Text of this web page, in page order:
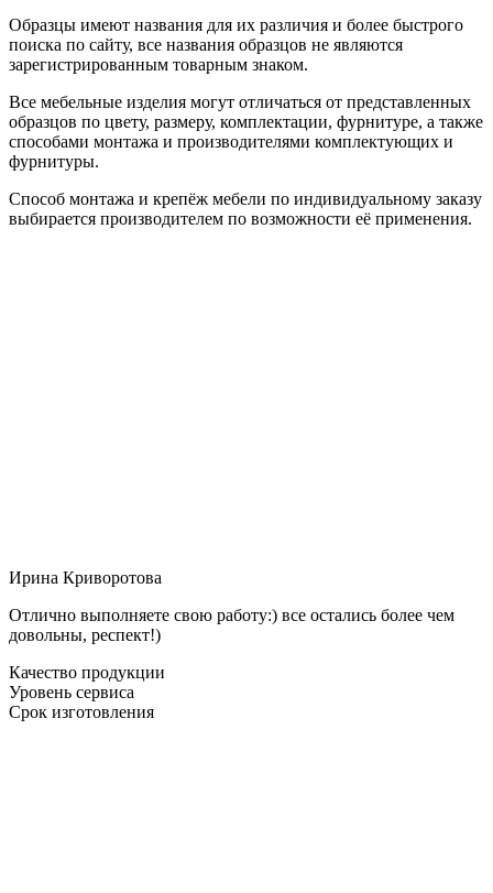
Образцы имеют названия для их различия и более быстрого
поиска по сайту, все названия образцов не являются
зарегистрированным товарным знаком.
Все мебельные изделия могут отличаться от представленных
образцов по цвету, размеру, комплектации, фурнитуре, а также
способами монтажа и производителями комплектующих и
фурнитуры.
Способ монтажа и крепёж мебели по индивидуальному заказу
выбирается производителем по возможности её применения.
Ирина Криворотова
Отлично выполняете свою работу:) все остались более чем
довольны, респект!)
Качество продукции
Уровень сервиса
Срок изготовления